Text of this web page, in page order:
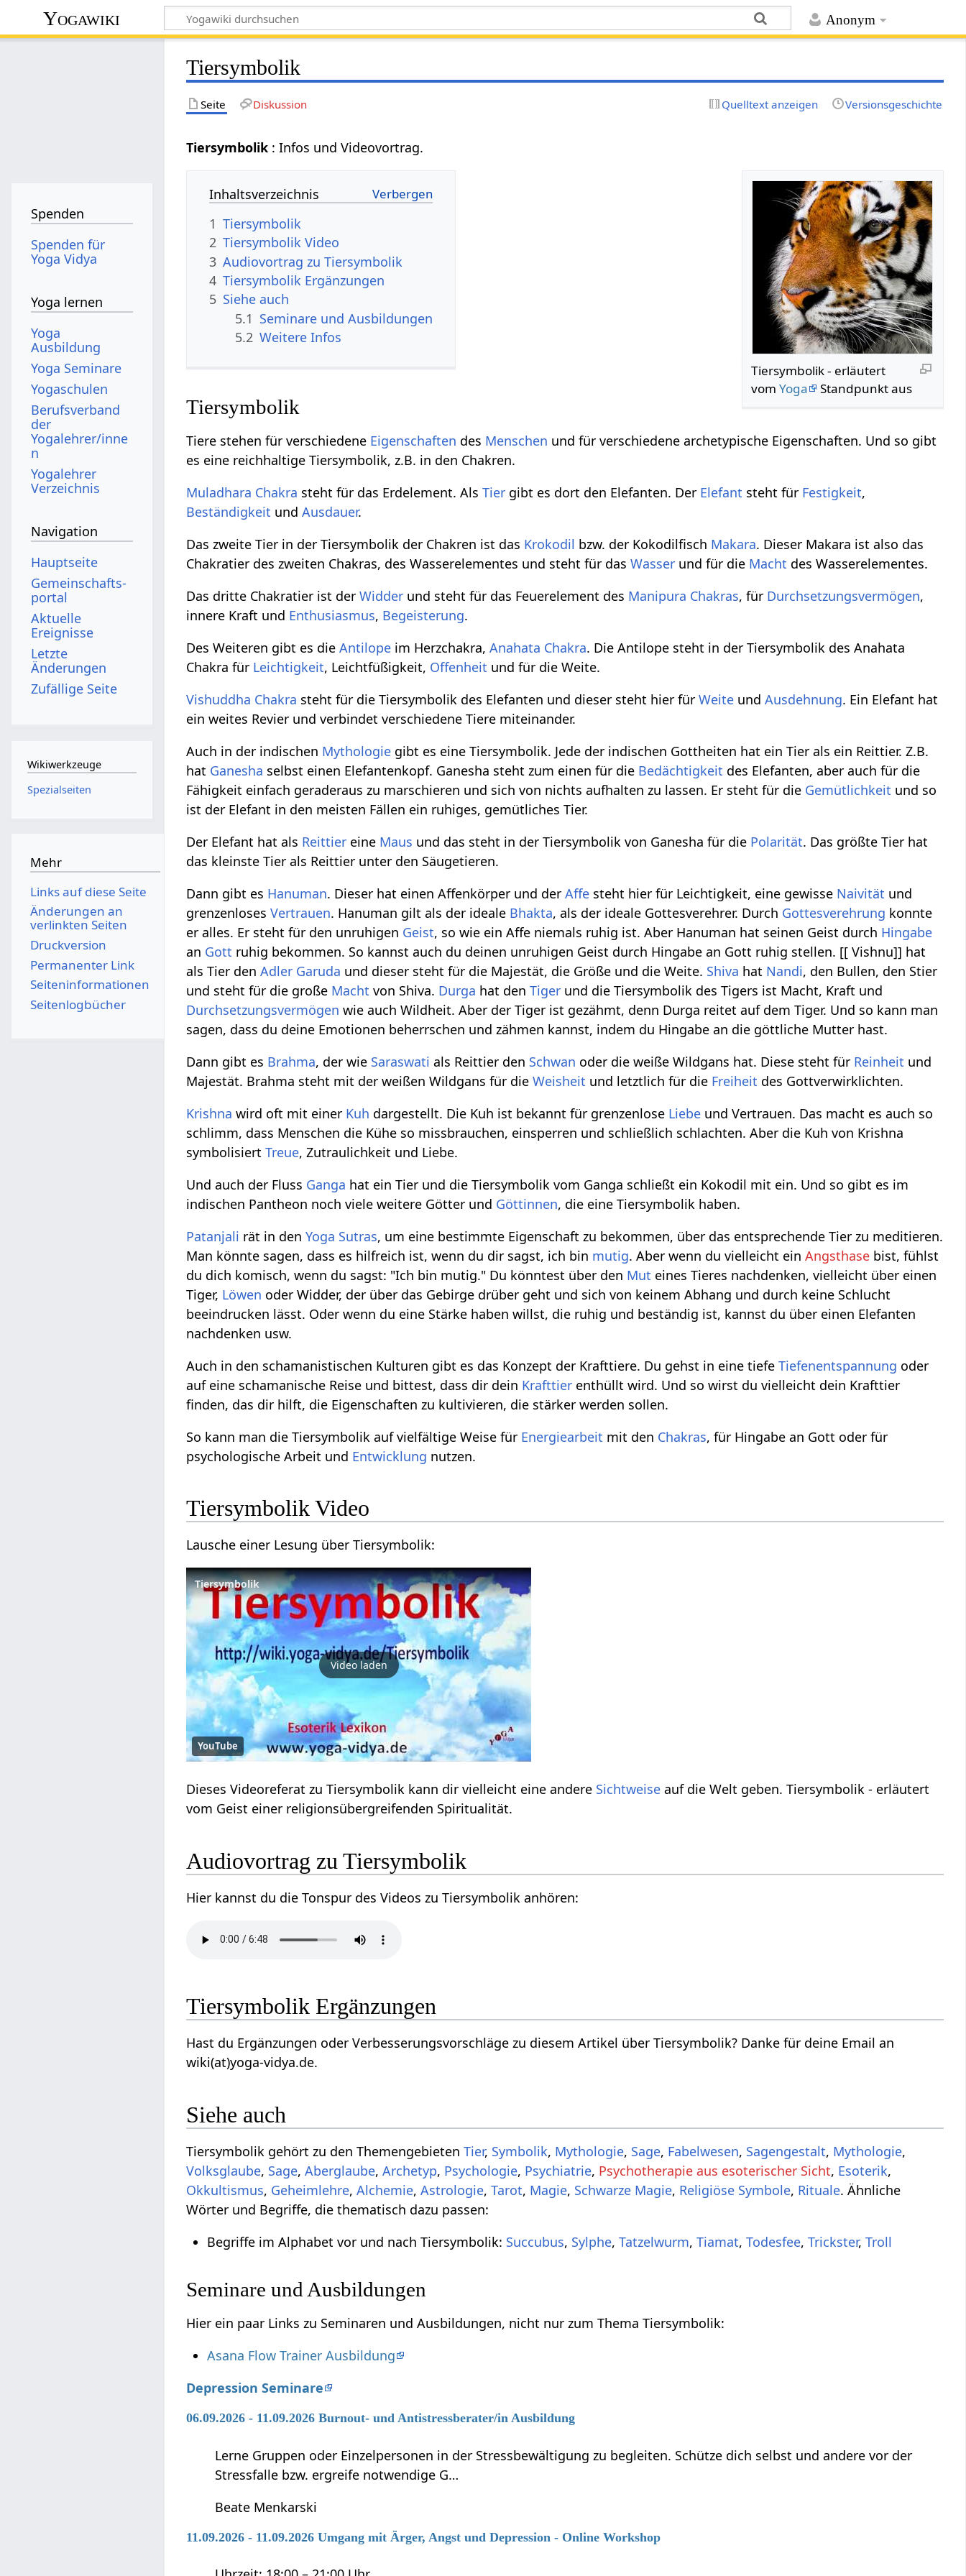
Anonym
Yogawiki
Tiersymbolik
Seite Diskussion Quelltext anzeigen Versionsgeschichte
Tiersymbolik : Infos und Videovortrag.
Tiersymbolik - erläutert
vomYoga Standpunkt aus
Inhaltsverzeichnis
1 Tiersymbolik
2 Tiersymbolik Video
3 Audiovortrag zu Tiersymbolik
4 Tiersymbolik Ergänzungen
5 Siehe auch
5.1 Seminare und Ausbildungen
5.2 Weitere Infos
Tiersymbolik
Tiere stehen für verschiedene Eigenschaften des Menschen und für verschiedene archetypische Eigenschaften. Und so gibt
es eine reichhaltige Tiersymbolik, z.B. in den Chakren.
Muladhara Chakra steht für das Erdelement. AlsTier gibt es dort den Elefanten. Der Elefant steht für Festigkeit,
Beständigkeit undAusdauer.
Das zweite Tier in der Tiersymbolik der Chakren ist das Krokodil bzw. der Kokodilfisch Makara. Dieser Makara ist also das
Chakratier des zweiten Chakras, des Wasserelementes und steht für dasWasser und für die Macht des Wasserelementes.
Das dritte Chakratier ist derWidder und steht für das Feuerelement des Manipura Chakras, für Durchsetzungsvermögen,
innere Kraft und Enthusiasmus, Begeisterung.
Des Weiteren gibt es dieAntilope im Herzchakra,Anahata Chakra. Die Antilope steht in der Tiersymbolik des Anahata
Chakra für Leichtigkeit, Leichtfüßigkeit, Offenheit und für die Weite.
Vishuddha Chakra steht für die Tiersymbolik des Elefanten und dieser steht hier fürWeite undAusdehnung. Ein Elefant hat
ein weites Revier und verbindet verschiedene Tiere miteinander.
Auch in der indischen Mythologie gibt es eine Tiersymbolik. Jede der indischen Gottheiten hat ein Tier als ein Reittier. Z.B.
hat Ganesha selbst einen Elefantenkopf. Ganesha steht zum einen für die Bedächtigkeit des Elefanten, aber auch für die
Fähigkeit einfach geraderaus zu marschieren und sich von nichts aufhalten zu lassen. Er steht für die Gemütlichkeit und so
ist der Elefant in den meisten Fällen ein ruhiges, gemütliches Tier.
Der Elefant hat als Reittier eine Maus und das steht in der Tiersymbolik von Ganesha für die Polarität. Das größte Tier hat
das kleinste Tier als Reittier unter den Säugetieren.
Dann gibt es Hanuman. Dieser hat einen Affenkörper und derAffe steht hier für Leichtigkeit, eine gewisse Naivität und
grenzenlosesVertrauen. Hanuman gilt als der ideale Bhakta, als der ideale Gottesverehrer. Durch Gottesverehrung konnte
er alles. Er steht für den unruhigen Geist, so wie ein Affe niemals ruhig ist. Aber Hanuman hat seinen Geist durch Hingabe
an Gott ruhig bekommen. So kannst auch du deinen unruhigen Geist durch Hingabe an Gott ruhig stellen. [[ Vishnu]] hat
als Tier denAdler Garuda und dieser steht für die Majestät, die Größe und die Weite. Shiva hat Nandi, den Bullen, den Stier
und steht für die große Macht von Shiva. Durga hat denTiger und die Tiersymbolik des Tigers ist Macht, Kraft und
Durchsetzungsvermögen wie auch Wildheit. Aber der Tiger ist gezähmt, denn Durga reitet auf dem Tiger. Und so kann man
sagen, dass du deine Emotionen beherrschen und zähmen kannst, indem du Hingabe an die göttliche Mutter hast.
Dann gibt es Brahma, der wie Saraswati als Reittier den Schwan oder die weiße Wildgans hat. Diese steht für Reinheit und
Majestät. Brahma steht mit der weißen Wildgans für dieWeisheit und letztlich für die Freiheit des Gottverwirklichten.
Krishna wird oft mit einer Kuh dargestellt. Die Kuh ist bekannt für grenzenlose Liebe und Vertrauen. Das macht es auch so
schlimm, dass Menschen die Kühe so missbrauchen, einsperren und schließlich schlachten. Aber die Kuh von Krishna
symbolisiertTreue, Zutraulichkeit und Liebe.
Und auch der Fluss Ganga hat ein Tier und die Tiersymbolik vom Ganga schließt ein Kokodil mit ein. Und so gibt es im
indischen Pantheon noch viele weitere Götter und Göttinnen, die eine Tiersymbolik haben.
Patanjali rät in denYoga Sutras, um eine bestimmte Eigenschaft zu bekommen, über das entsprechende Tier zu meditieren.
Man könnte sagen, dass es hilfreich ist, wenn du dir sagst, ich bin mutig. Aber wenn du vielleicht einAngsthase bist, fühlst
du dich komisch, wenn du sagst: "Ich bin mutig." Du könntest über den Mut eines Tieres nachdenken, vielleicht über einen
Tiger, Löwen oder Widder, der über das Gebirge drüber geht und sich von keinem Abhang und durch keine Schlucht
beeindrucken lässt. Oder wenn du eine Stärke haben willst, die ruhig und beständig ist, kannst du über einen Elefanten
nachdenken usw.
Auch in den schamanistischen Kulturen gibt es das Konzept der Krafttiere. Du gehst in eine tiefeTiefenentspannung oder
auf eine schamanische Reise und bittest, dass dir dein Krafttier enthüllt wird. Und so wirst du vielleicht dein Krafttier
finden, das dir hilft, die Eigenschaften zu kultivieren, die stärker werden sollen.
So kann man die Tiersymbolik auf vielfältige Weise für Energiearbeit mit den Chakras, für Hingabe an Gott oder für
psychologische Arbeit und Entwicklung nutzen.
Tiersymbolik Video
Lausche einer Lesung über Tiersymbolik:
Tiersymbolik
Video laden
YouTube
Dieses Videoreferat zu Tiersymbolik kann dir vielleicht eine andere Sichtweise auf die Welt geben. Tiersymbolik - erläutert
vom Geist einer religionsübergreifenden Spiritualität.
Audiovortrag zu Tiersymbolik
Hier kannst du die Tonspur des Videos zu Tiersymbolik anhören:
Tiersymbolik Ergänzungen
Hast du Ergänzungen oder Verbesserungsvorschläge zu diesem Artikel über Tiersymbolik? Danke für deine Email an
wiki(at)yoga-vidya.de.
Siehe auch
Tiersymbolik gehört zu den ThemengebietenTier, Symbolik, Mythologie, Sage, Fabelwesen, Sagengestalt, Mythologie,
Volksglaube, Sage,Aberglaube,Archetyp, Psychologie, Psychiatrie, Psychotherapie aus esoterischer Sicht, Esoterik,
Okkultismus, Geheimlehre,Alchemie,Astrologie,Tarot, Magie, Schwarze Magie, Religiöse Symbole, Rituale. Ähnliche
Wörter und Begriffe, die thematisch dazu passen:
Begriffe im Alphabet vor und nach Tiersymbolik: Succubus, Sylphe,Tatzelwurm,Tiamat,Todesfee,Trickster,Troll
Seminare und Ausbildungen
Hier ein paar Links zu Seminaren und Ausbildungen, nicht nur zum Thema Tiersymbolik:
Asana Flow Trainer Ausbildung
Depression Seminare
06.09.2026 - 11.09.2026 Burnout- und Antistressberater/in Ausbildung
Lerne Gruppen oder Einzelpersonen in der Stressbewältigung zu begleiten. Schütze dich selbst und andere vor der
Stressfalle bzw. ergreife notwendige G…
Beate Menkarski
11.09.2026 - 11.09.2026 Umgang mit Ärger, Angst und Depression - Online Workshop
Spenden
Spenden für
Yoga Vidya
Yoga lernen
Yoga
Ausbildung
Yoga Seminare
Yogaschulen
Berufsverband
der
Yogalehrer/inne
n
Yogalehrer
Verzeichnis
Navigation
Hauptseite
Gemeinschafts­
portal
Aktuelle
Ereignisse
Letzte
Änderungen
Zufällige Seite
Wikiwerkzeuge
Spezialseiten
Mehr
Links auf diese Seite
Änderungen an
verlinkten Seiten
Druckversion
Permanenter Link
Seiten­­informationen
Seitenlogbücher